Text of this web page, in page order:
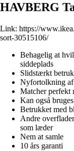
HAVBERG
Link: https://
sort-30515106/
Behagelig at
siddeplads
Slidstærkt
Nyfortolkning
Matcher
Kan også
Betrukket med
Andre
som læder
Nem at samle
10 års garanti